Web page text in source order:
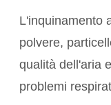
L'inquinamento
polvere,
qualità dell'aria
problemi